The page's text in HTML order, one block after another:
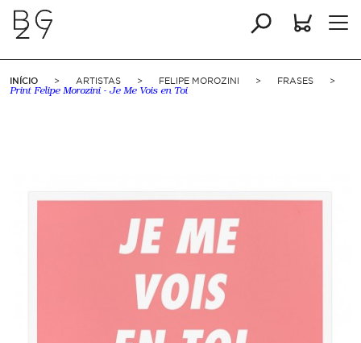
INÍCIO > ARTISTAS > FELIPE MOROZINI > FRASES
>
Print Felipe Morozini - Je Me Vois en Toi